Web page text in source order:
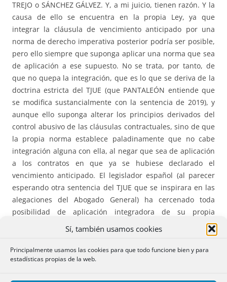
Sí, también usamos cookies
Principalmente usamos las cookies para que todo funcione bien y para
estadísticas propias de la web.
TREJO o SÁNCHEZ GÁLVEZ. Y, a mi juicio, tienen razón. Y la
causa de ello se encuentra en la propia Ley, ya que
integrar la cláusula de vencimiento anticipado por una
norma de derecho imperativa posterior podría ser posible,
pero ello siempre que suponga aplicar una norma que sea
de aplicación a ese supuesto. No se trata, por tanto, de
que no quepa la integración, que es lo que se deriva de la
doctrina estricta del TJUE (que PANTALEÓN entiende que
se modifica sustancialmente con la sentencia de 2019), y
aunque ello suponga alterar los principios derivados del
control abusivo de las cláusulas contractuales, sino de que
la propia norma establece paladinamente que no cabe
integración alguna con ella, al negar que sea de aplicación
a los contratos en que ya se hubiese declarado el
vencimiento anticipado. El legislador español (al parecer
esperando otra sentencia del TJUE que se inspirara en las
alegaciones del Abogado General) ha cercenado toda
posibilidad de aplicación integradora de su propia
normativa, de forma que la cláusula ha de tenerse por no
puesta y no cabe aplicación integradora alguna porque la
propia norma opta por su no aplicación al supuesto de
hecho.